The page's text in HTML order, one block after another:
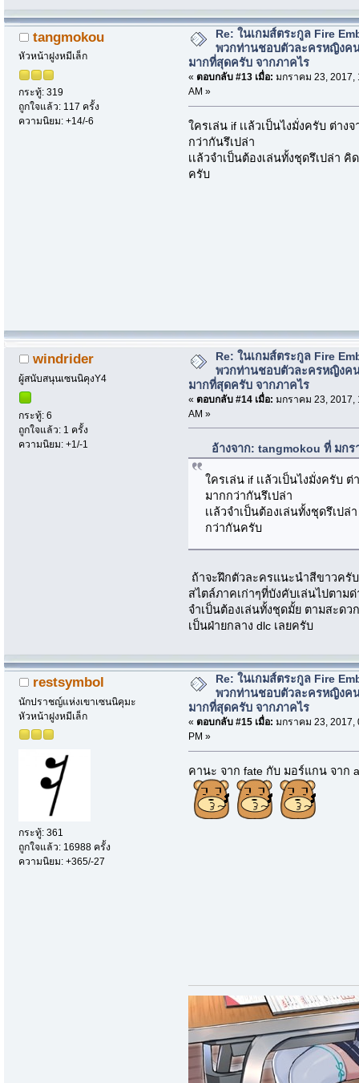
tangmokou
หัวหน้าฝูงหมีเล็ก
กระทู้: 319
ถูกใจแล้ว: 117 ครั้ง
ความนิยม: +14/-6
Re: ในเกมส์ตระกูล Fire
พวกท่านชอบตัวละครหญิงค
มากที่สุดครับ จากภาคไร
« ตอบกลับ #13 เมื่อ: มกราคม 23, 2017,
AM »
ใครเล่น if เเล้วเป็นไงมั่งครับ ต่าง
กว่ากันรึเปล่า
เเล้วจำเป็นต้องเล่นทั้งชุดรึเปล่า
ครับ
windrider
ผู้สนับสนุนเซนนิคุงY4
กระทู้: 6
ถูกใจแล้ว: 1 ครั้ง
ความนิยม: +1/-1
Re: ในเกมส์ตระกูล Fire
พวกท่านชอบตัวละครหญิงค
มากที่สุดครับ จากภาคไร
« ตอบกลับ #14 เมื่อ: มกราคม 23, 2017,
AM »
อ้างจาก: tangmokou ที่ มกร
ใครเล่น if เเล้วเป็นไงมั่งครับ
มากกว่ากันรึเปล่า
เเล้วจำเป็นต้องเล่นทั้งชุดรึเปล่
กว่ากันครับ
ถ้าจะฝึกตัวละครแนะนำสีขาวครั
สไตล์ภาคเก่าๆที่บังคับเล่นไปตาม
จำเป็นต้องเล่นทั้งชุดมั้ย ตามสะด
เป็นฝ่ายกลาง dlc เลยครับ
restsymbol
นักปราชญ์แห่งเขาเซนนิคุมะ
หัวหน้าฝูงหมีเล็ก
กระทู้: 361
ถูกใจแล้ว: 16988 ครั้ง
ความนิยม: +365/-27
Re: ในเกมส์ตระกูล Fire
พวกท่านชอบตัวละครหญิงค
มากที่สุดครับ จากภาคไร
« ตอบกลับ #15 เมื่อ: มกราคม 23, 2017,
PM »
คานะ จาก fate กับ มอร์แกน จาก